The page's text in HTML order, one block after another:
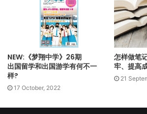
“如今，能够用创意、知识去思考和解决
从推行素质教育的角度来看，落实KBAT
推行得太快，反而导致大家都措手不及。
在一班50名学生的班级里，老师难以给予
NEW:《梦翔中学》26期
出国留学和出国游学有何不一
样?
17 October, 2022
怎样做笔
牢、提高
21